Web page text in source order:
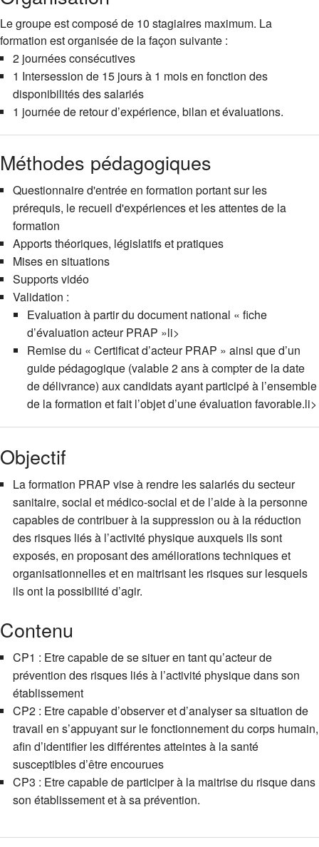
Le groupe est composé de 10 stagiaires maximum. La
formation est organisée de la façon suivante :
2 journées consécutives
1 Intersession de 15 jours à 1 mois en fonction des
disponibilités des salariés
1 journée de retour d’expérience, bilan et évaluations.
Méthodes pédagogiques
Questionnaire d'entrée en formation portant sur les
prérequis, le recueil d'expériences et les attentes de la
formation
Apports théoriques, législatifs et pratiques
Mises en situations
Supports vidéo
Validation :
Evaluation à partir du document national « fiche
d’évaluation acteur PRAP »li>
Remise du « Certificat d’acteur PRAP » ainsi que d’un
guide pédagogique (valable 2 ans à compter de la date
de délivrance) aux candidats ayant participé à l’ensemble
de la formation et fait l’objet d’une évaluation favorable.li>
Objectif
La formation PRAP vise à rendre les salariés du secteur
sanitaire, social et médico-social et de l’aide à la personne
capables de contribuer à la suppression ou à la réduction
des risques liés à l’activité physique auxquels ils sont
exposés, en proposant des améliorations techniques et
organisationnelles et en maitrisant les risques sur lesquels
ils ont la possibilité d’agir.
Contenu
CP1 : Etre capable de se situer en tant qu’acteur de
prévention des risques liés à l’activité physique dans son
établissement
CP2 : Etre capable d’observer et d’analyser sa situation de
travail en s’appuyant sur le fonctionnement du corps humain,
afin d’identifier les différentes atteintes à la santé
susceptibles d’être encourues
CP3 : Etre capable de participer à la maitrise du risque dans
son établissement et à sa prévention.